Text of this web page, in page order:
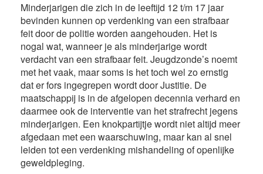
Minderjarigen die zich in de leeftijd 12 t/m 17 jaar
bevinden kunnen op verdenking van een strafbaar
feit door de politie worden aangehouden. Het is
nogal wat, wanneer je als minderjarige wordt
verdacht van een strafbaar feit. Jeugdzonde’s noemt
met het vaak, maar soms is het toch wel zo ernstig
dat er fors ingegrepen wordt door Justitie. De
maatschappij is in de afgelopen decennia verhard en
daarmee ook de interventie van het strafrecht jegens
minderjarigen. Een knokpartijtje wordt niet altijd meer
afgedaan met een waarschuwing, maar kan al snel
leiden tot een verdenking mishandeling of openlijke
geweldpleging.